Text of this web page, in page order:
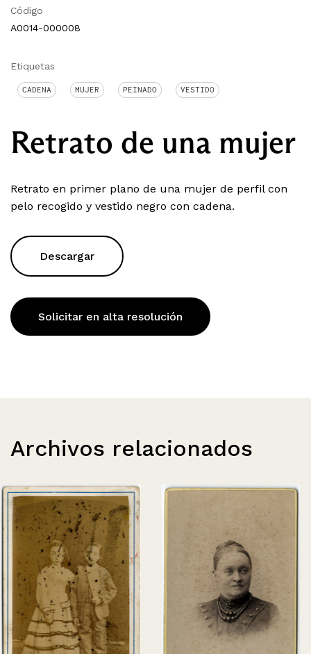
Código
A0014-000008
Etiquetas
CADENA MUJER PEINADO VESTIDO
Retrato de una mujer
Retrato en primer plano de una mujer de perfil con
pelo recogido y vestido negro con cadena.
Descargar
Solicitar en alta resolución
Archivos relacionados